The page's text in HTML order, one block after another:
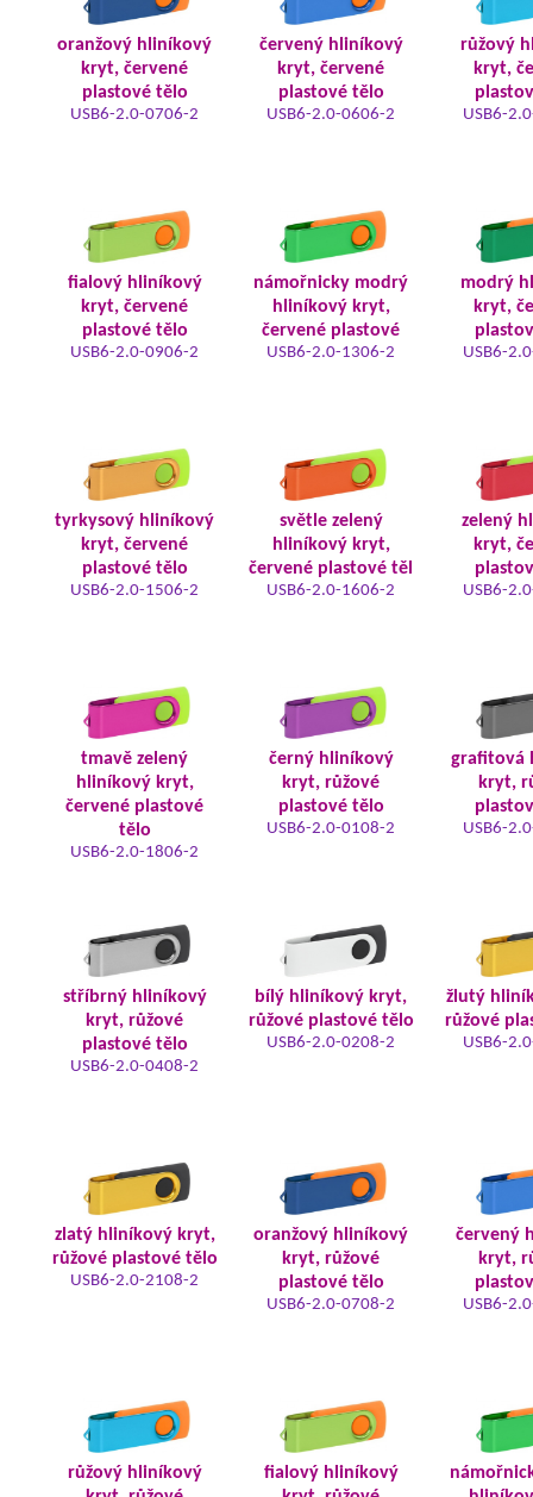
oranžový hliníkový
kryt, červené
plastové tělo
USB6-2.0-0706-2
červený hliníkový
kryt, červené
plastové tělo
USB6-2.0-0606-2
růžový
kryt,
USB6-
fialový hliníkový
kryt, červené
plastové tělo
USB6-2.0-0906-2
námořnicky modrý
hliníkový kryt,
červené plastové
USB6-2.0-1306-2
modrý
kryt,
USB6-
tyrkysový hliníkový
kryt, červené
plastové tělo
USB6-2.0-1506-2
světle zelený
hliníkový kryt,
červené plastové těl
USB6-2.0-1606-2
zelený
kryt,
USB6-
tmavě zelený
hliníkový kryt,
červené plastové
tělo
USB6-2.0-1806-2
černý hliníkový
kryt, růžové
plastové tělo
USB6-2.0-0108-2
grafitová
kryt,
USB6-
stříbrný hliníkový
kryt, růžové
plastové tělo
USB6-2.0-0408-2
bílý hliníkový kryt,
růžové plastové tělo
USB6-2.0-0208-2
žlutý
růžové
USB6-
zlatý hliníkový kryt,
růžové plastové tělo
USB6-2.0-2108-2
oranžový hliníkový
kryt, růžové
plastové tělo
USB6-2.0-0708-2
červený
kryt,
USB6-
růžový hliníkový
fialový hliníkový